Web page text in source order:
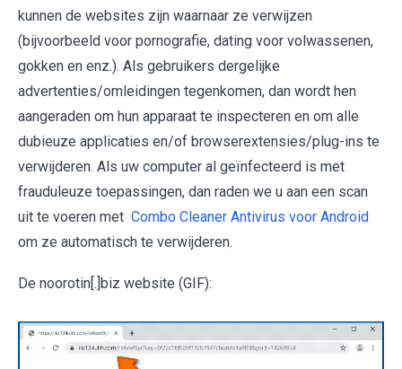
kunnen de websites zijn waarnaar ze verwijzen
(bijvoorbeeld voor pornografie, dating voor volwassenen,
gokken en enz.). Als gebruikers dergelijke
advertenties/omleidingen tegenkomen, dan wordt hen
aangeraden om hun apparaat te inspecteren en om alle
dubieuze applicaties en/of browserextensies/plug-ins te
verwijderen. Als uw computer al geïnfecteerd is met
frauduleuze toepassingen, dan raden we u aan een scan
uit te voeren met Combo Cleaner Antivirus voor Android
om ze automatisch te verwijderen.
De noorotin[.]biz website (GIF):